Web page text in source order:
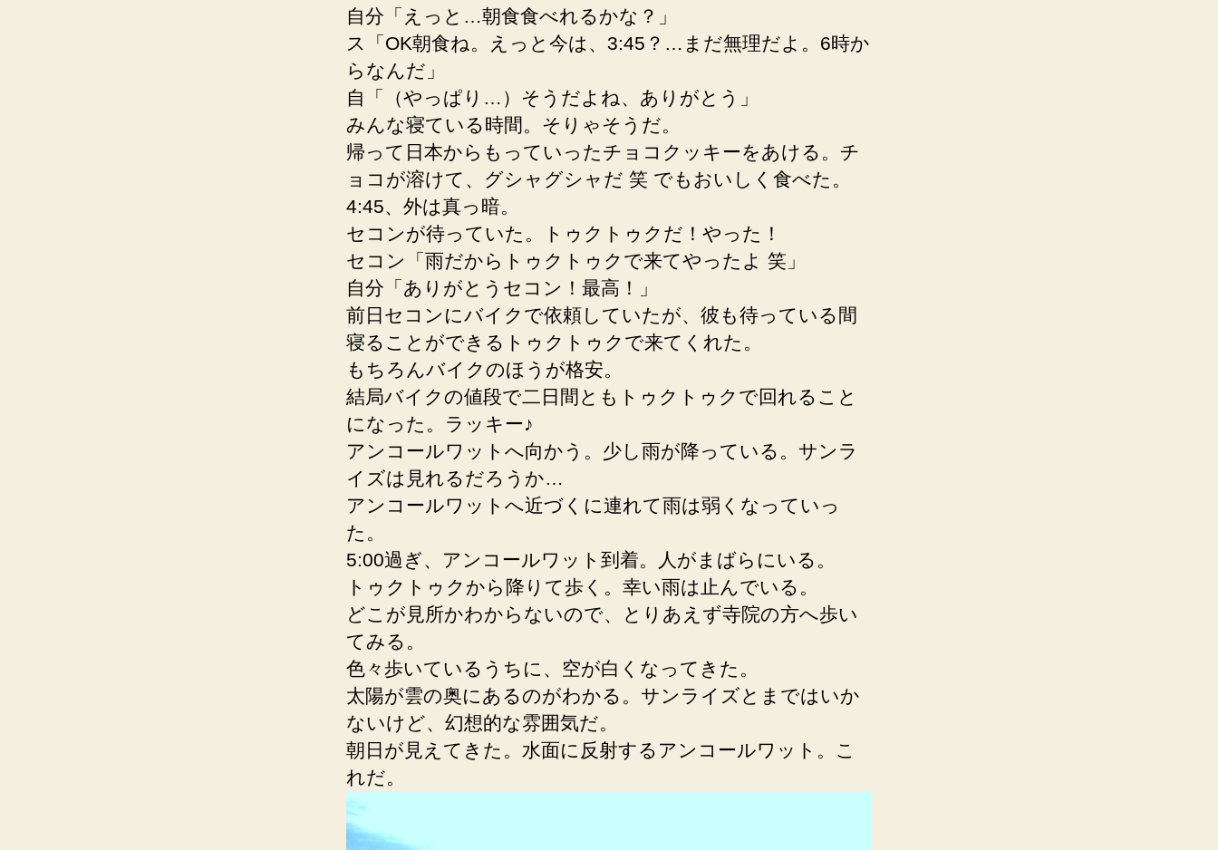
自分「えっと…朝食食べれるかな？」
ス「OK朝食ね。えっと今は、3:45？…まだ無理だよ。6時か
らなんだ」
自「（やっぱり…）そうだよね、ありがとう」
みんな寝ている時間。そりゃそうだ。
帰って日本からもっていったチョコクッキーをあける。チ
ョコが溶けて、グシャグシャだ 笑 でもおいしく食べた。
4:45、外は真っ暗。
セコンが待っていた。トゥクトゥクだ！やった！
セコン「雨だからトゥクトゥクで来てやったよ 笑」
自分「ありがとうセコン！最高！」
前日セコンにバイクで依頼していたが、彼も待っている間
寝ることができるトゥクトゥクで来てくれた。
もちろんバイクのほうが格安。
結局バイクの値段で二日間ともトゥクトゥクで回れること
になった。ラッキー♪
アンコールワットへ向かう。少し雨が降っている。サンラ
イズは見れるだろうか…
アンコールワットへ近づくに連れて雨は弱くなっていっ
た。
5:00過ぎ、アンコールワット到着。人がまばらにいる。
トゥクトゥクから降りて歩く。幸い雨は止んでいる。
どこが見所かわからないので、とりあえず寺院の方へ歩い
てみる。
色々歩いているうちに、空が白くなってきた。
太陽が雲の奥にあるのがわかる。サンライズとまではいか
ないけど、幻想的な雰囲気だ。
朝日が見えてきた。水面に反射するアンコールワット。こ
れだ。